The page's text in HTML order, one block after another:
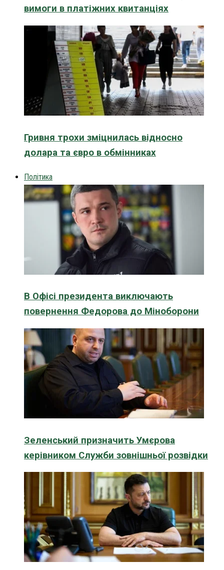
вимоги в платіжних квитанціях
Гривня трохи зміцнилась відносно
долара та євро в обмінниках
Політика
В Офісі президента виключають
повернення Федорова до Міноборони
Зеленський призначить Умєрова
керівником Служби зовнішньої розвідки